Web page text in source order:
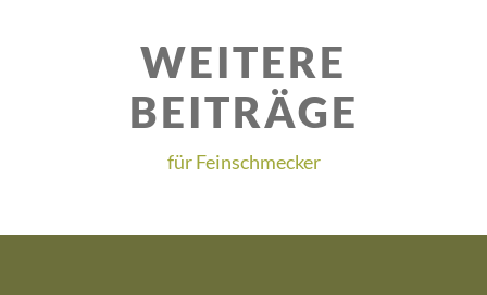
WEITERE
BEITRÄGE
für Feinschmecker